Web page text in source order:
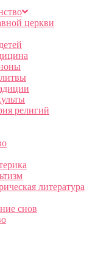
церкви
религий
литература
снов